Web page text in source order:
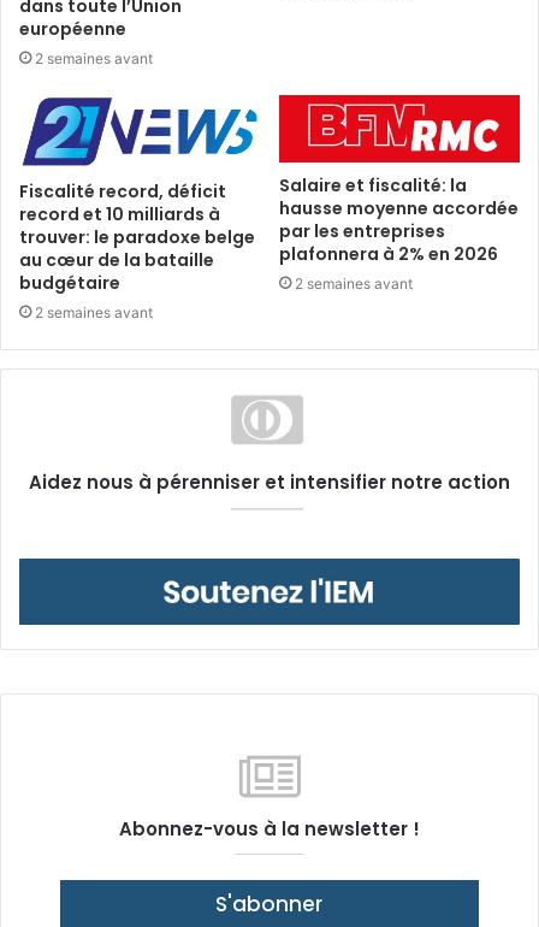
dans toute l’Union
européenne
2 semaines avant
Fiscalité record, déficit
record et 10 milliards à
trouver: le paradoxe belge
au cœur de la bataille
budgétaire
2 semaines avant
Salaire et fiscalité: la
hausse moyenne accordée
par les entreprises
plafonnera à 2% en 2026
2 semaines avant
Aidez nous à pérenniser et intensifier notre action
Abonnez-vous à la newsletter !
S'abonner